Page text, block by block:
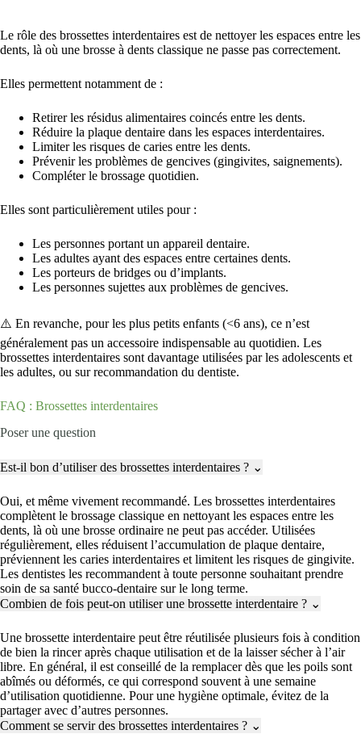
Le rôle des brossettes interdentaires est de nettoyer les espaces entre les
dents, là où une brosse à dents classique ne passe pas correctement.
Elles permettent notamment de :
Retirer les résidus alimentaires coincés entre les dents.
Réduire la plaque dentaire dans les espaces interdentaires.
Limiter les risques de caries entre les dents.
Prévenir les problèmes de gencives (gingivites, saignements).
Compléter le brossage quotidien.
Elles sont particulièrement utiles pour :
Les personnes portant un appareil dentaire.
Les adultes ayant des espaces entre certaines dents.
Les porteurs de bridges ou d’implants.
Les personnes sujettes aux problèmes de gencives.
⚠️ En revanche, pour les plus petits enfants (<6 ans), ce n’est
généralement pas un accessoire indispensable au quotidien. Les
brossettes interdentaires sont davantage utilisées par les adolescents et
les adultes, ou sur recommandation du dentiste.
FAQ : Brossettes interdentaires
Poser une question
Est-il bon d’utiliser des brossettes interdentaires ? ⌄
Oui, et même vivement recommandé. Les brossettes interdentaires
complètent le brossage classique en nettoyant les espaces entre les
dents, là où une brosse ordinaire ne peut pas accéder. Utilisées
régulièrement, elles réduisent l’accumulation de plaque dentaire,
préviennent les caries interdentaires et limitent les risques de gingivite.
Les dentistes les recommandent à toute personne souhaitant prendre
soin de sa santé bucco-dentaire sur le long terme.
Combien de fois peut-on utiliser une brossette interdentaire ? ⌄
Une brossette interdentaire peut être réutilisée plusieurs fois à condition
de bien la rincer après chaque utilisation et de la laisser sécher à l’air
libre. En général, il est conseillé de la remplacer dès que les poils sont
abîmés ou déformés, ce qui correspond souvent à une semaine
d’utilisation quotidienne. Pour une hygiène optimale, évitez de la
partager avec d’autres personnes.
Comment se servir des brossettes interdentaires ? ⌄
brossage deviennent un jeu d'enfant, littéralement !